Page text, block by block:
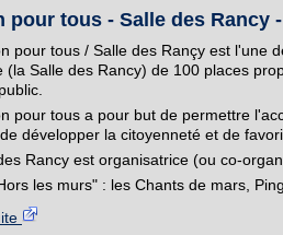
pour tous - Salle des Rancy
pour tous / Salle des Rançy est l'une
(la Salle des Rancy) de 100 places
pour tous a pour but de permettre
développer la citoyenneté et de
Rancy est organisatrice (ou co-
les murs" : les Chants de mars,